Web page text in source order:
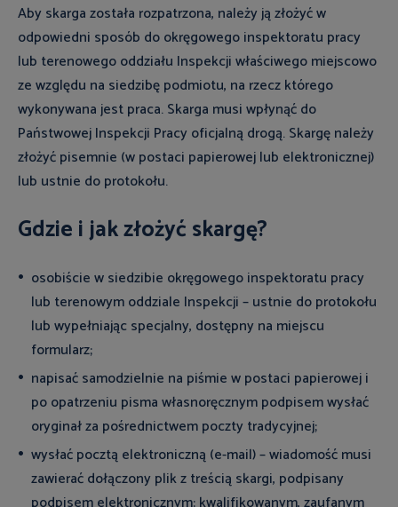
Aby skarga została rozpatrzona, należy ją złożyć w
odpowiedni sposób do okręgowego inspektoratu pracy
lub terenowego oddziału Inspekcji właściwego miejscowo
ze względu na siedzibę podmiotu, na rzecz którego
wykonywana jest praca. Skarga musi wpłynąć do
Państwowej Inspekcji Pracy oficjalną drogą. Skargę należy
złożyć pisemnie (w postaci papierowej lub elektronicznej)
lub ustnie do protokołu.
Gdzie i jak złożyć skargę?
osobiście w siedzibie okręgowego inspektoratu pracy
lub terenowym oddziale Inspekcji – ustnie do protokołu
lub wypełniając specjalny, dostępny na miejscu
formularz;
napisać samodzielnie na piśmie w postaci papierowej i
po opatrzeniu pisma własnoręcznym podpisem wysłać
oryginał za pośrednictwem poczty tradycyjnej;
wysłać pocztą elektroniczną (e-mail) – wiadomość musi
zawierać dołączony plik z treścią skargi, podpisany